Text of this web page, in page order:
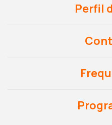
Perfil